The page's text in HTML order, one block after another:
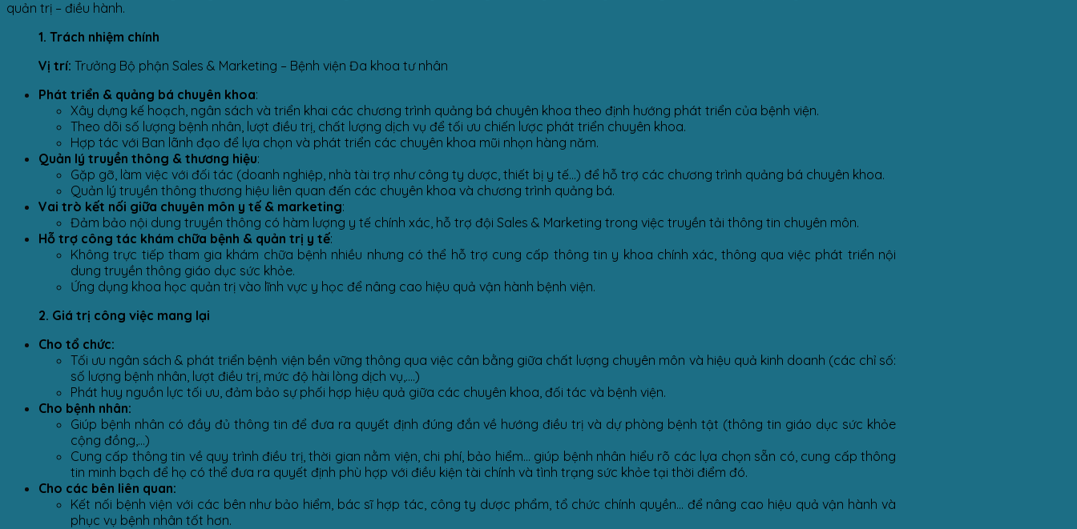
quản trị – điều hành.
1. Trách nhiệm chính
Vị trí: Trưởng Bộ phận Sales & Marketing – Bệnh viện Đa khoa tư nhân
Phát triển & quảng bá chuyên khoa:
Xây dựng kế hoạch, ngân sách và triển khai các chương trình quảng bá chuyên khoa theo định hướng phát triển của bệnh viện.
Theo dõi số lượng bệnh nhân, lượt điều trị, chất lượng dịch vụ để tối ưu chiến lược phát triển chuyên khoa.
Hợp tác với Ban lãnh đạo để lựa chọn và phát triển các chuyên khoa mũi nhọn hàng năm.
Quản lý truyền thông & thương hiệu:
Gặp gỡ, làm việc với đối tác (doanh nghiệp, nhà tài trợ như công ty dược, thiết bị y tế…) để hỗ trợ các chương trình quảng bá chuyên khoa.
Quản lý truyền thông thương hiệu liên quan đến các chuyên khoa và chương trình quảng bá.
Vai trò kết nối giữa chuyên môn y tế & marketing:
Đảm bảo nội dung truyền thông có hàm lượng y tế chính xác, hỗ trợ đội Sales & Marketing trong việc truyền tải thông tin chuyên môn.
Hỗ trợ công tác khám chữa bệnh & quản trị y tế:
Không trực tiếp tham gia khám chữa bệnh nhiều nhưng có thể hỗ trợ cung cấp thông tin y khoa chính xác, thông qua việc phát triển nội
dung truyền thông giáo dục sức khỏe.
Ứng dụng khoa học quản trị vào lĩnh vực y học để nâng cao hiệu quả vận hành bệnh viện.
2. Giá trị công việc mang lại
Cho tổ chức:
Tối ưu ngân sách & phát triển bệnh viện bền vững thông qua việc cân bằng giữa chất lượng chuyên môn và hiệu quả kinh doanh (các chỉ số:
số lượng bệnh nhân, lượt điều trị, mức độ hài lòng dịch vụ,….)
Phát huy nguồn lực tối ưu, đảm bảo sự phối hợp hiệu quả giữa các chuyên khoa, đối tác và bệnh viện.
Cho bệnh nhân:
Giúp bệnh nhân có đầy đủ thông tin để đưa ra quyết định đúng đắn về hướng điều trị và dự phòng bệnh tật (thông tin giáo dục sức khỏe
cộng đồng,…)
Cung cấp thông tin về quy trình điều trị, thời gian nằm viện, chi phí, bảo hiểm… giúp bệnh nhân hiểu rõ các lựa chọn sẵn có, cung cấp thông
tin minh bạch để họ có thể đưa ra quyết định phù hợp với điều kiện tài chính và tình trạng sức khỏe tại thời điểm đó.
Cho các bên liên quan:
Kết nối bệnh viện với các bên như bảo hiểm, bác sĩ hợp tác, công ty dược phẩm, tổ chức chính quyền… để nâng cao hiệu quả vận hành và
phục vụ bệnh nhân tốt hơn.